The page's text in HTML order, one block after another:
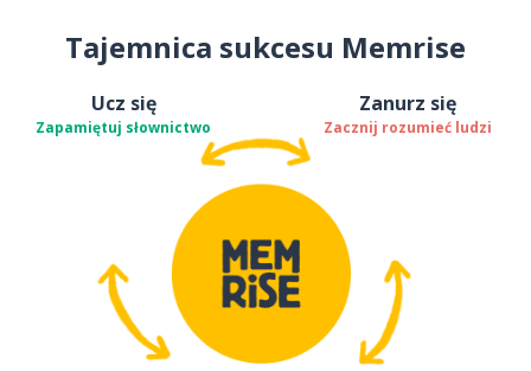
Tajemnica sukcesu Memrise
Ucz się
Zapamiętuj słownictwo
Zanurz się
Zacznij rozumieć ludzi